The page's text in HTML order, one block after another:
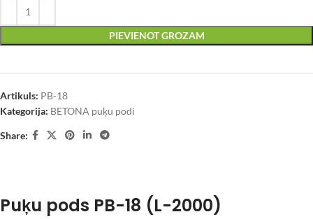
PIEVIENOT GROZAM
Artikuls: PB-18
Kategorija: BETONA puķu podi
Share:
Puķu pods PB-18 (L-2000)